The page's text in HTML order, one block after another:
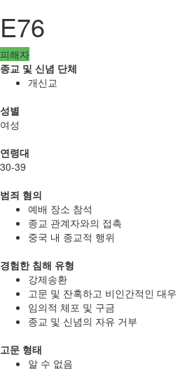
E76
피해자
종교 및 신념 단체
개신교
성별
여성
연령대
30-39
범죄 혐의
예배 장소 참석
종교 관계자와의 접촉
중국 내 종교적 행위
경험한 침해 유형
강제송환
고문 및 잔혹하고 비인간적인 대우
임의적 체포 및 구금
종교 및 신념의 자유 거부
고문 형태
알 수 없음